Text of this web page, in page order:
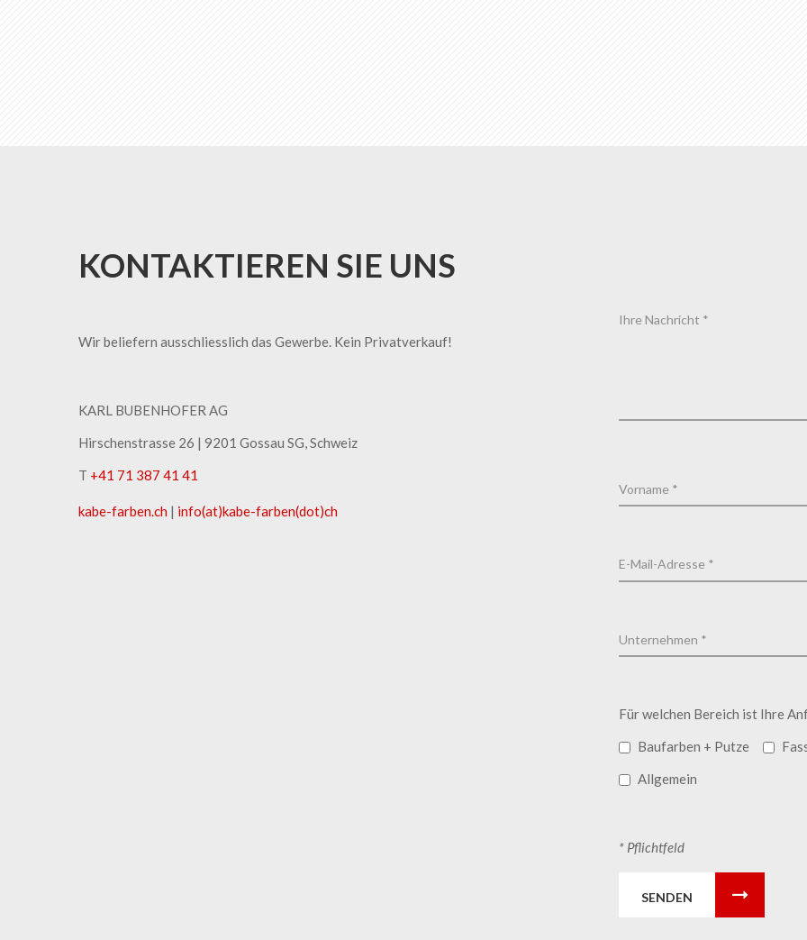
KONTAKTIEREN SIE UNS
Wir beliefern ausschliesslich das Gewerbe. Kein Privatverkauf!
KARL BUBENHOFER AG
Hirschenstrasse 26 | ​9201 Gossau SG, Schweiz
T +41 71 387 41 41
kabe-​farben.ch | info(at)kabe-​farben(dot)ch
Für welchen Bereich ist Ihre
Baufarben + Putze
Allgemein
* Pflichtfeld
SENDEN